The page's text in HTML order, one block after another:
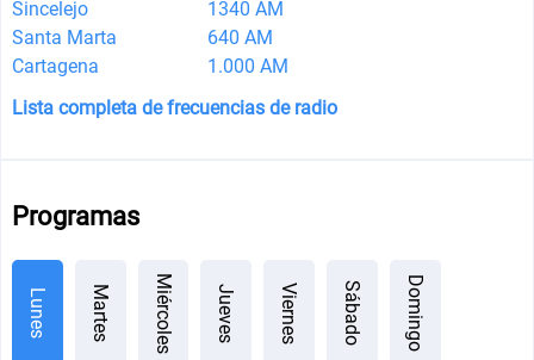
Sincelejo
1340 AM
Santa Marta
640 AM
Cartagena
1.000 AM
Lista completa de frecuencias de radio
Programas
Lunes Martes Miércoles Jueves Viernes Sábado Domingo